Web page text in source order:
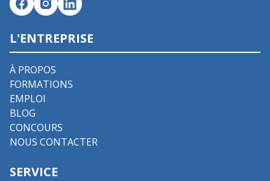
L'ENTREPRISE
À PROPOS
FORMATIONS
EMPLOI
BLOG
CONCOURS
NOUS CONTACTER
SERVICE